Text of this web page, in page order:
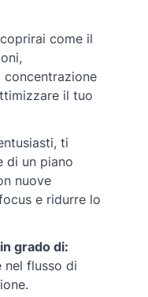
come il
il tuo
ti
di un piano
nuove
e ridurre lo
grado di:
nel flusso di